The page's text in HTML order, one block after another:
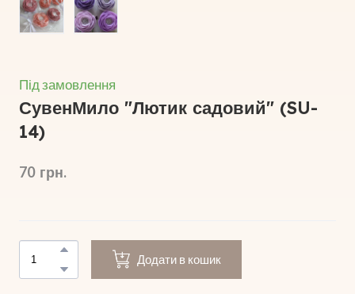
Під замовлення
СувенМило "Лютик садовий" (SU-
14)
70  грн.
Додати в кошик